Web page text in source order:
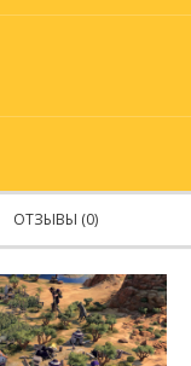
ОТЗЫВЫ (0)